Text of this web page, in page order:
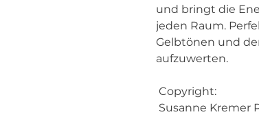
und bringt die
jeden Raum.
Gelbtönen und
aufzuwerten.
Copyright:
Susanne Kremer